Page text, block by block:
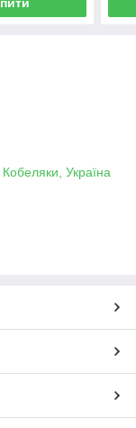
Україна